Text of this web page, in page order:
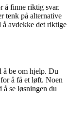
å finne riktig svar.
tenk på alternative
å avdekke det riktige
å be om hjelp. Du
å få et løft. Noen
å se løsningen du